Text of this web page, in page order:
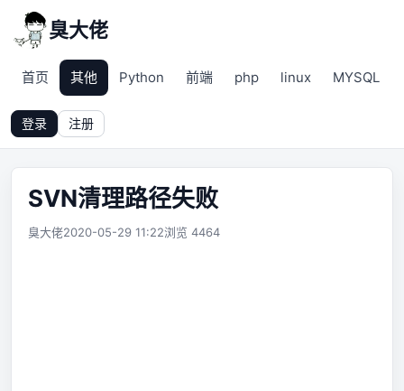
臭大佬
首页 其他 Python 前端 php linux MYSQL
登录 注册
SVN清理路径失败
臭大佬2020-05-29 11:22浏览 4464